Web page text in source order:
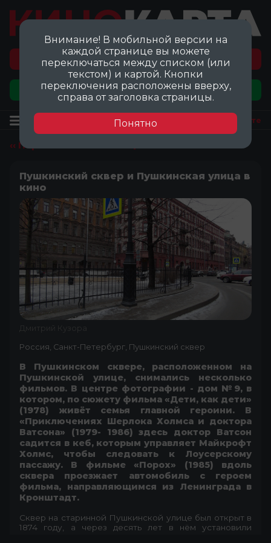
Перейти на карту локаций ©
Добавить локацию
Посмотреть на карте
‹‹ Перейти ко всем локациям
Пушкинский сквер и Пушкинская улица в
кино
Дмитрий Кузора
Россия, Санкт-Петербург, Пушкинский сквер
В Пушкинском сквере, расположенном на
Пушкинской улице, снимались несколько
фильмов. В центре фотографии - дом №9, в
котором, по сюжету фильма «Дети, как дети»
(1978) живёт семья главной героини. В
«Приключениях Шерлока Холмса и доктора
Ватсона» (1979- 1986) здесь доктор Ватсон
садится в кеб, которым управляет Майкрофт
Холмс, чтобы следовать к Лоусерскому
пассажу. В фильме «Порох» (1985) вдоль
сквера проезжает автомобиль с героем
фильма, направляющимся из Ленинграда в
Кронштадт.
Сквер на старинной Пушкинской улице был открыт в
1874 году, а через десять лет в нём установили
Внимание! В мобильной версии на
каждой странице вы можете
переключаться между списком (или
текстом) и картой. Кнопки
переключения расположены вверху,
справа от заголовка страницы.
Понятно